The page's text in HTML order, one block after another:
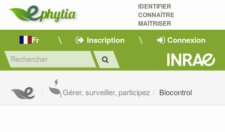
IDENTIFIER
CONNAÎTRE
MAÎTRISER
Fr Inscription Connexion
Gérer, surveiller, participez Biocontrol